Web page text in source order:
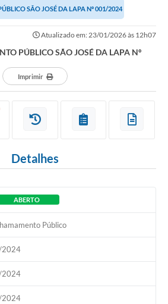
SÃO JOSÉ DA LAPA Nº 001/2024
Atualizado em: 23/01/2026 às 12h07
PÚBLICO SÃO JOSÉ DA LAPA Nº
Imprimir
Detalhes
ABERTO
Público
2024
2024
2024